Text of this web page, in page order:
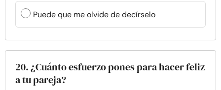
Puede que me olvide de decírselo
20. ¿Cuánto esfuerzo pones para hacer feliz
a tu pareja?